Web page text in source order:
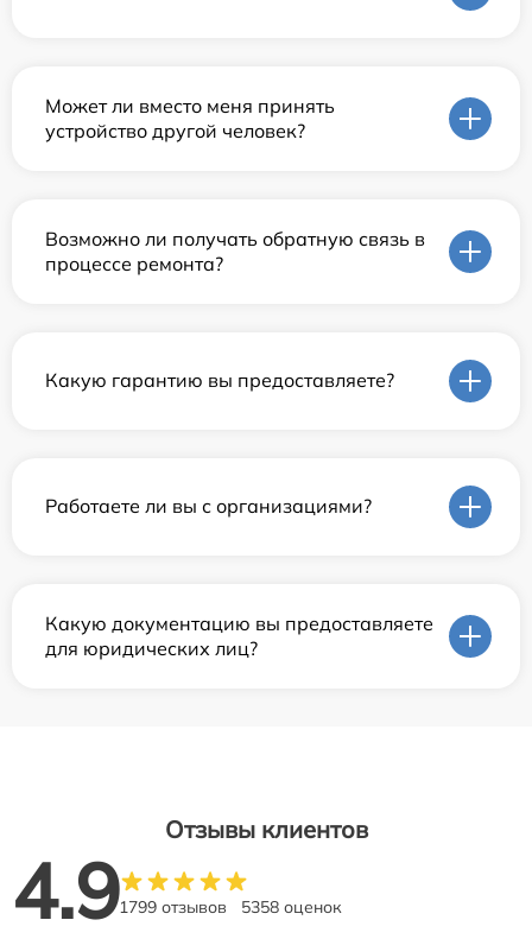
Может ли вместо меня принять
устройство другой человек?
Возможно ли получать обратную связь в
процессе ремонта?
Какую гарантию вы предоставляете?
Работаете ли вы с организациями?
Какую документацию вы предоставляете
для юридических лиц?
Отзывы клиентов
4.91799 отзывов 5358 оценок